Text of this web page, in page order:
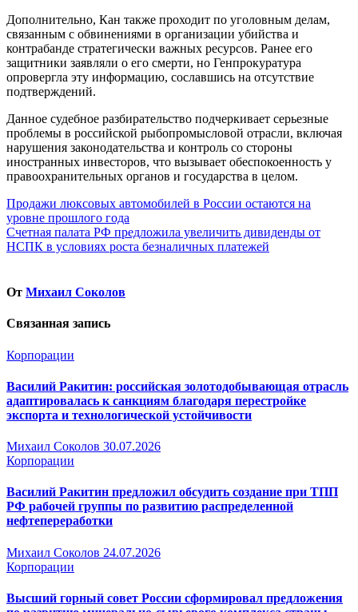
Дополнительно, Кан также проходит по уголовным делам,
связанным с обвинениями в организации убийства и
контрабанде стратегически важных ресурсов. Ранее его
защитники заявляли о его смерти, но Генпрокуратура
опровергла эту информацию, сославшись на отсутствие
подтверждений.
Данное судебное разбирательство подчеркивает серьезные
проблемы в российской рыбопромысловой отрасли, включая
нарушения законодательства и контроль со стороны
иностранных инвесторов, что вызывает обеспокоенность у
правоохранительных органов и государства в целом.
Навигация
по
записям
Продажи люксовых автомобилей в России остаются на
уровне прошлого года
Счетная палата РФ предложила увеличить дивиденды от
НСПК в условиях роста безналичных платежей
От Михаил Соколов
Связанная запись
Корпорации
Василий Ракитин: российская золотодобывающая отрасль
адаптировалась к санкциям благодаря перестройке
экспорта и технологической устойчивости
Михаил Соколов 30.07.2026
Корпорации
Василий Ракитин предложил обсудить создание при ТПП
РФ рабочей группы по развитию распределенной
нефтепереработки
Михаил Соколов 24.07.2026
Корпорации
Высший горный совет России сформировал предложения